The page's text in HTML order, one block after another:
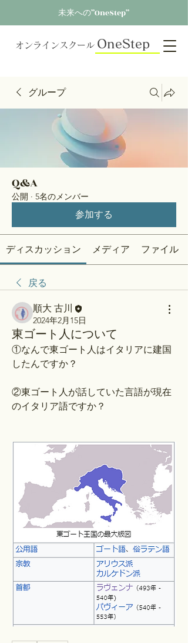
未来への”OneStep”
オンラインスクール OneStep
グループ
Q&A
公開 · 5名のメンバー
参加する
ディスカッション メディア ファイル
戻る
順大 古川
2024年2月15日
東ゴート人について
①なんで東ゴート人はイタリアに建国
したんですか？
②東ゴート人が話していた言語が現在
のイタリア語ですか？